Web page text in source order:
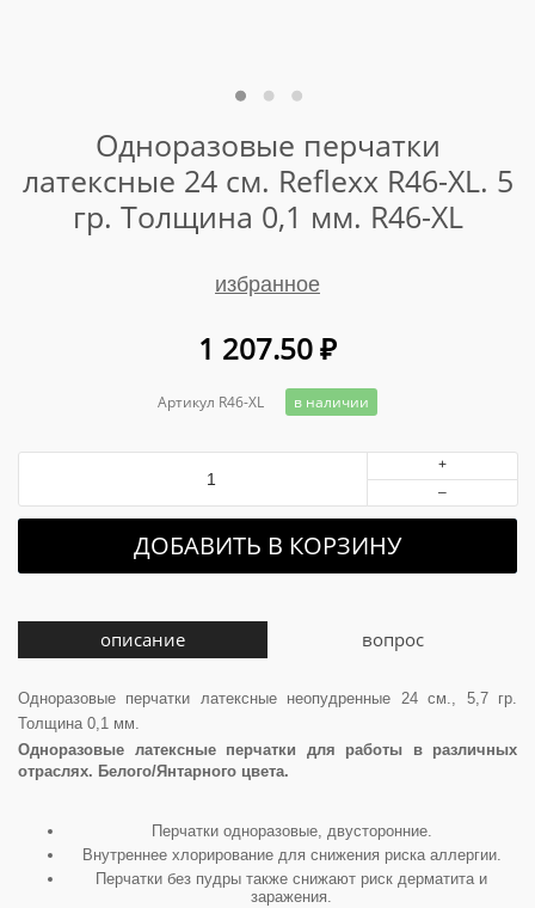
Одноразовые перчатки
латексные 24 см. Reflexx R46-XL. 5
гр. Толщина 0,1 мм. R46-XL
избранное
1 207.50₽
Артикул R46-XL в наличии
+
–
ДОБАВИТЬ В КОРЗИНУ
описание вопрос
Одноразовые перчатки латексные неопудренные 24 см., 5,7 гр.
Толщина 0,1 мм.
Одноразовые латексные перчатки для работы в различных
отраслях. Белого/Янтарного цвета.
Перчатки одноразовые, двусторонние.
Внутреннее хлорирование для снижения риска аллергии.
Перчатки без пудры также снижают риск дерматита и
заражения.